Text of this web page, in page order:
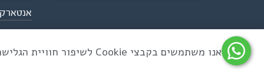
כל הזכויות שמורות לאקו טיולי שטח | טלפון 03-6879090 | פקס 03-6879099 |
אנו משתמשים בקבצי Cookie לשיפור חוויית הגלישה ולניתוח שימוש באתר